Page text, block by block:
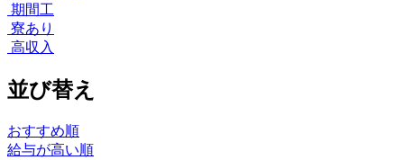
期間工
寮あり
高収入
並び替え
おすすめ順
給与が高い順